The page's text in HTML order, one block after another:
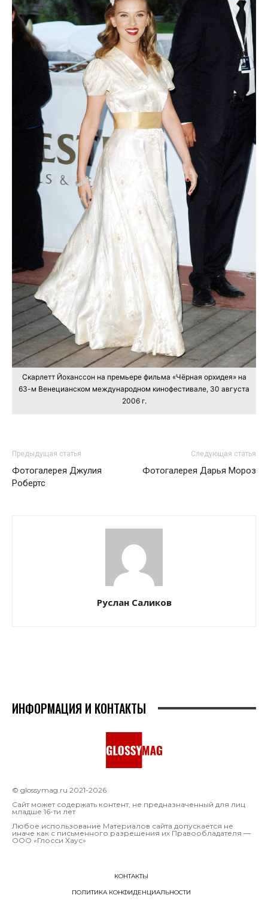
Скарлетт Йоханссон на премьере фильма «Чёрная орхидея» на
63-м Венецианском международном кинофестивале, 30 августа
2006 г.
Предыдущая статья
Фотогалерея Джулия
Робертс
Следующая статья
Фотогалерея Дарья Мороз
Руслан Саликов
ИНФОРМАЦИЯ И КОНТАКТЫ
© glossymag.ru 2021-2026
Сайт может содержать контент, не предназначенный для лиц
младше 16-ти лет
Любое использование Материалов сайта допускается не
иначе как с письменного разрешения их Правообладателя —
OOO «Глосси Хаус»
КОНТАКТЫ
ПОЛИТИКА КОНФИДЕНЦИАЛЬНОСТИ